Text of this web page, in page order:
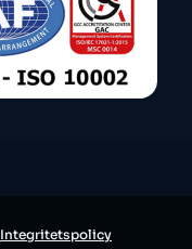
Integritetspolicy